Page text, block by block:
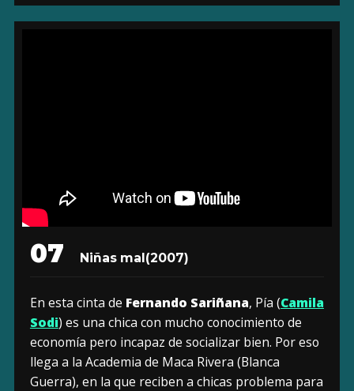
07 Niñas mal(2007)
En esta cinta de Fernando Sariñana, Pía (Camila
Sodi) es una chica con mucho conocimiento de
economía pero incapaz de socializar bien. Por eso
llega a la Academia de Maca Rivera (Blanca
Guerra), en la que reciben a chicas problema para